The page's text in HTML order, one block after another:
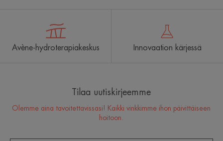
Avène-hydroterapiakeskus Innovaation kärjessä
Tilaa uutiskirjeemme
Olemme aina tavoitettavissasi! Kaikki vinkkimme ihon päivittäiseen
hoitoon.